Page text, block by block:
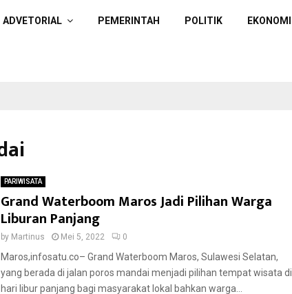
ADVETORIAL PEMERINTAH POLITIK EKONOMI
PARIWISATA
Grand Waterboom Maros Jadi Pilihan Warga
Liburan Panjang
by Martinus Mei 5, 2022 0
Maros,infosatu.co– Grand Waterboom Maros, Sulawesi Selatan,
yang berada di jalan poros mandai menjadi pilihan tempat wisata di
hari libur panjang bagi masyarakat lokal bahkan warga...